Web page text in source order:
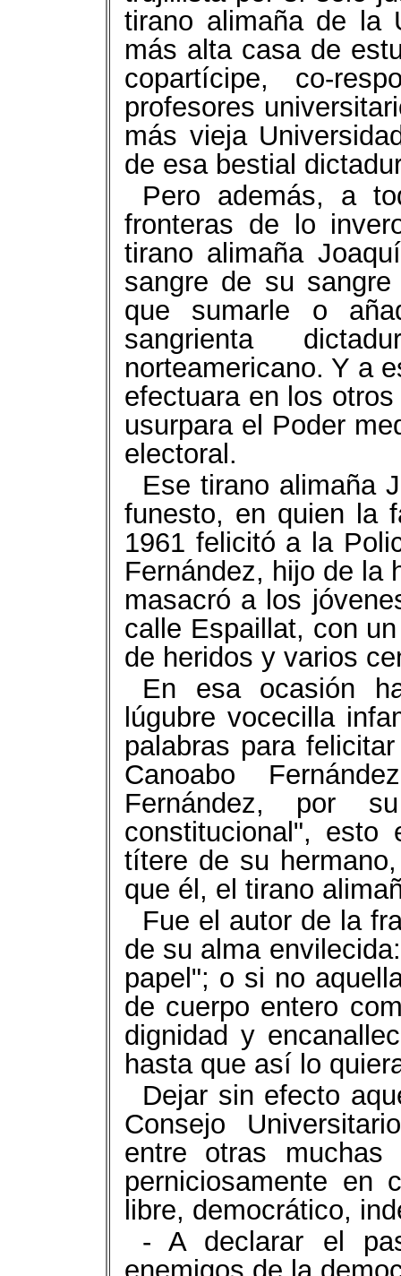
tirano alimaña de la
más alta casa de
copartícipe, co-
profesores
más vieja
de esa bestial
Pero además, a
fronteras de lo
tirano alimaña
sangre de su
que sumarle o
sangrienta
norteamericano. Y a
efectuara en los
usurpara el Poder
electoral.
Ese tirano alimaña
funesto, en quien la
1961 felicitó a la
Fernández, hijo de la
masacró a los
calle Espaillat, con
de heridos y varios
En esa ocasión
lúgubre vocecilla
palabras para
Canoabo
Fernández, por
constitucional", esto
títere de su
que él, el tirano
Fue el autor de la
de su alma
papel"; o si no
de cuerpo entero
dignidad y
hasta que así lo
Dejar sin efecto
Consejo
entre otras muchas
perniciosamente en
libre, democrático,
- A declarar el